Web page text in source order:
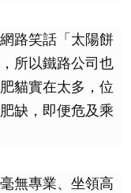
路笑話「太陽餅
所以鐵路公司也
貓實在太多，位
缺，即便危及乘
無專業、坐領高